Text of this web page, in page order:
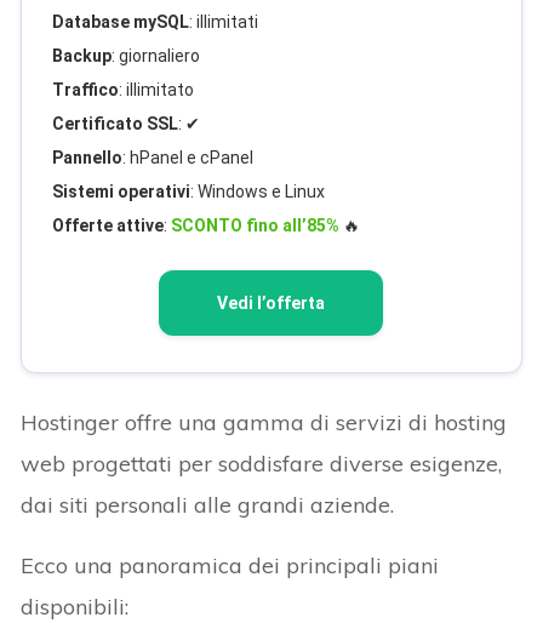
Database mySQL: illimitati
Backup: giornaliero
Traffico: illimitato
Certificato SSL: ✔
Pannello: hPanel e cPanel
Sistemi operativi: Windows e Linux
Offerte attive: SCONTO fino all’85% 🔥
Vedi l’offerta
Hostinger offre una gamma di servizi di hosting
web progettati per soddisfare diverse esigenze,
dai siti personali alle grandi aziende.
Ecco una panoramica dei principali piani
disponibili:​